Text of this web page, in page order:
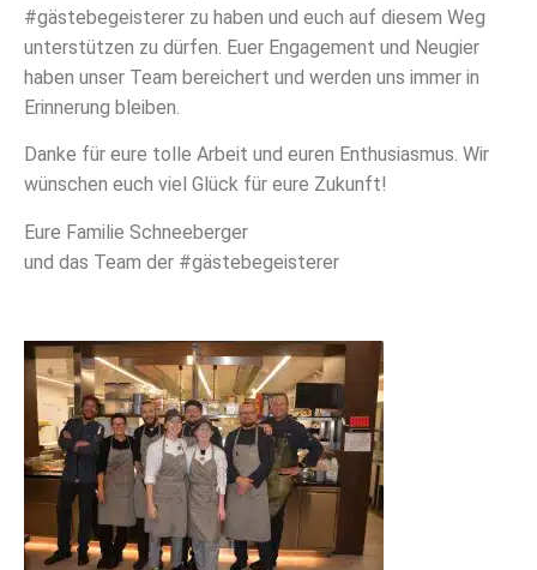
#gästebegeisterer zu haben und euch auf diesem Weg
unterstützen zu dürfen. Euer Engagement und Neugier
haben unser Team bereichert und werden uns immer in
Erinnerung bleiben.
Danke für eure tolle Arbeit und euren Enthusiasmus. Wir
wünschen euch viel Glück für eure Zukunft!
Eure Familie Schneeberger
und das Team der #gästebegeisterer